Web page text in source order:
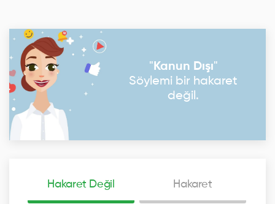
"Kanun Dışı"
Söylemi bir hakaret
değil.
Hakaret Değil Hakaret